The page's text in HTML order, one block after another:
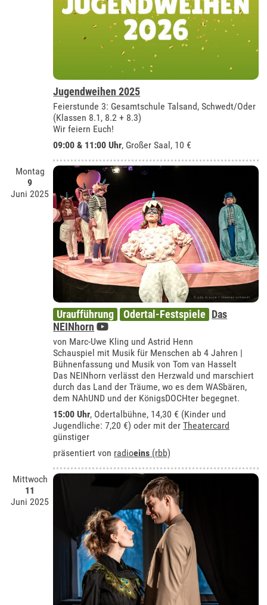
Jugendweihen 2025
Feierstunde 3: Gesamtschule Talsand, Schwedt/Oder
(Klassen 8.1, 8.2 + 8.3)
Wir feiern Euch!
09:00 & 11:00 Uhr, Großer Saal , 10 €
Montag
9
Juni 2025
Uraufführung Odertal-Festspiele Das
NEINhorn
von Marc-Uwe Kling und Astrid Henn
Schauspiel mit Musik für Menschen ab 4 Jahren |
Bühnenfassung und Musik von Tom van Hasselt
Das NEINhorn verlässt den Herzwald und marschiert
durch das Land der Träume, wo es dem WASbären,
dem NAhUND und der KönigsDOCHter begegnet.
15:00 Uhr, Odertalbühne, 14,30 € (Kinder und
Jugendliche: 7,20 €) oder mit derTheatercard
günstiger
präsentiert von radioeins (rbb)
Mittwoch
11
Juni 2025